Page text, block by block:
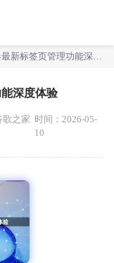
深度体验
歌之家 时间：2026-05-
10